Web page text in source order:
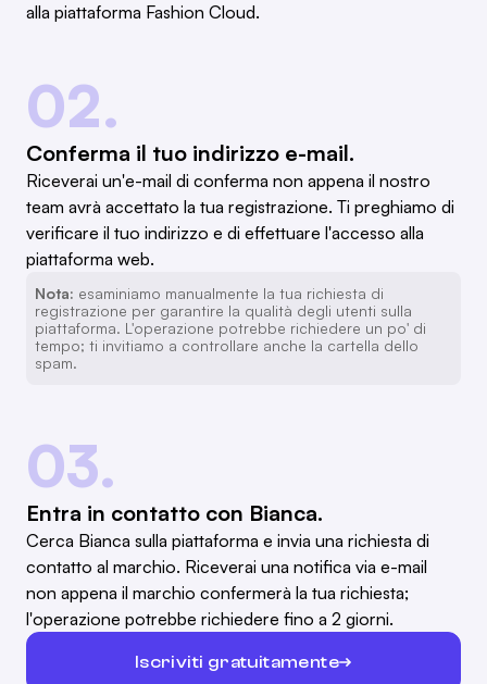
alla piattaforma Fashion Cloud.
02.
Conferma il tuo indirizzo e-mail.
Riceverai un'e-mail di conferma non appena il nostro
team avrà accettato la tua registrazione. Ti preghiamo di
verificare il tuo indirizzo e di effettuare l'accesso alla
piattaforma web.
Nota: esaminiamo manualmente la tua richiesta di
registrazione per garantire la qualità degli utenti sulla
piattaforma. L'operazione potrebbe richiedere un po' di
tempo; ti invitiamo a controllare anche la cartella dello
spam.
03.
Entra in contatto con Bianca.
Cerca Bianca sulla piattaforma e invia una richiesta di
contatto al marchio. Riceverai una notifica via e-mail
non appena il marchio confermerà la tua richiesta;
l'operazione potrebbe richiedere fino a 2 giorni.
Iscriviti gratuitamente